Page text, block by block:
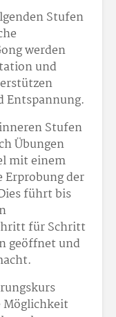
Stufen
werden
und
Entspannung.
Stufen
Übungen
mit einem
Erprobung der
führt bis
für Schritt
geöffnet und
Möglichkeit